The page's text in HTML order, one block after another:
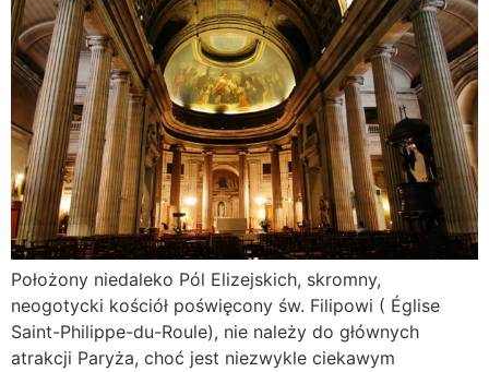
Położony niedaleko Pól Elizejskich, skromny,
neogotycki kościół poświęcony św. Filipowi ( Église
Saint-Philippe-du-Roule), nie należy do głównych
atrakcji Paryża, choć jest niezwykle ciekawym